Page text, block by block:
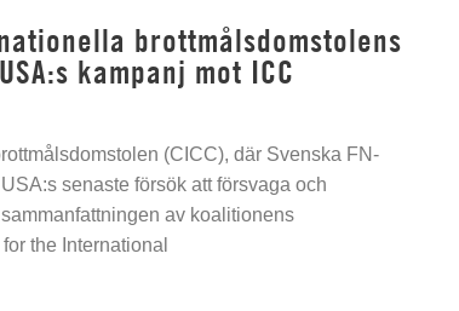
brottmålsdomstolens
kampanj mot ICC
(CICC), där Svenska FN-
senaste försök att försvaga och
av koalitionens
the International